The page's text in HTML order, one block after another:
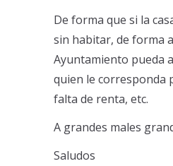
De forma que si la
sin habitar, de forma
Ayuntamiento pueda
quien le corresponda
falta de renta, etc.
A grandes males
Saludos